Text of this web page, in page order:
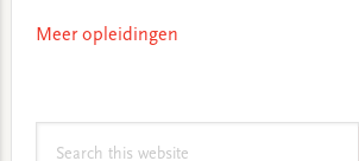
Meer opleidingen